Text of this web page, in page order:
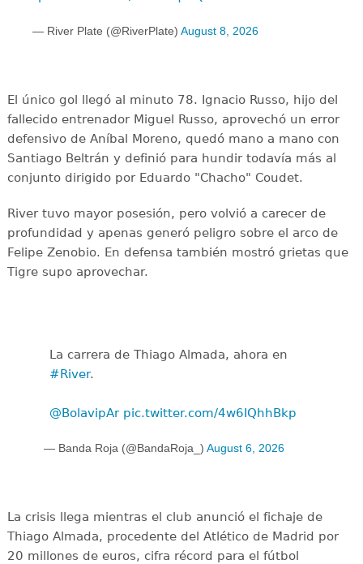
— River Plate (@RiverPlate) August 8, 2026
El único gol llegó al minuto 78. Ignacio Russo, hijo del
fallecido entrenador Miguel Russo, aprovechó un error
defensivo de Aníbal Moreno, quedó mano a mano con
Santiago Beltrán y definió para hundir todavía más al
conjunto dirigido por Eduardo "Chacho" Coudet.
River tuvo mayor posesión, pero volvió a carecer de
profundidad y apenas generó peligro sobre el arco de
Felipe Zenobio. En defensa también mostró grietas que
Tigre supo aprovechar.
La carrera de Thiago Almada, ahora en
#River.
@BolavipAr pic.twitter.com/4w6IQhhBkp
— Banda Roja (@BandaRoja_) August 6, 2026
La crisis llega mientras el club anunció el fichaje de
Thiago Almada, procedente del Atlético de Madrid por
20 millones de euros, cifra récord para el fútbol